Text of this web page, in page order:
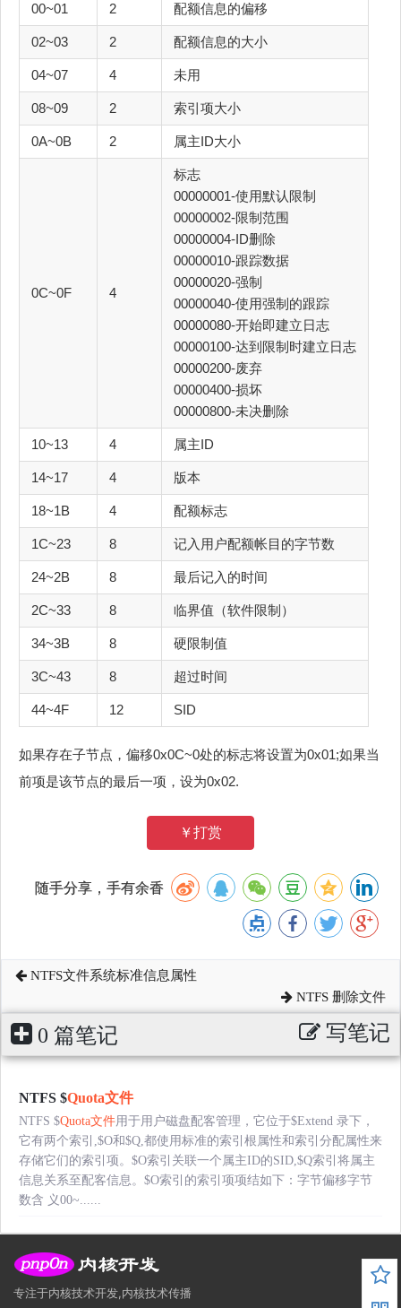
00~01 2 配额信息的偏移
02~03 2 配额信息的大小
04~07 4 未用
08~09 2 索引项大小
0A~0B 2 属主ID大小
0C~0F 4
标志
00000001-使用默认限制
00000002-限制范围
00000004-ID删除
00000010-跟踪数据
00000020-强制
00000040-使用强制的跟踪
00000080-开始即建立日志
00000100-达到限制时建立日志
00000200-废弃
00000400-损坏
00000800-未决删除
10~13 4 属主ID
14~17 4 版本
18~1B 4 配额标志
1C~23 8 记入用户配额帐目的字节数
24~2B 8 最后记入的时间
2C~33 8 临界值（软件限制）
34~3B 8 硬限制值
3C~43 8 超过时间
44~4F 12 SID
如果存在子节点，偏移0x0C~0处的标志将设置为0x01;如果当
前项是该节点的最后一项，设为0x02.
￥打赏
随手分享，手有余香
NTFS文件系统标准信息属性
NTFS 删除文件
0 篇笔记 写笔记
NTFS $Quota文件
NTFS $Quota文件用于用户磁盘配客管理，它位于$Extend 录下，
它有两个索引,$O和$Q,都使用标准的索引根属性和索引分配属性来
存储它们的索引项。$O索引关联一个属主ID的SID,$Q索引将属主
信息关系至配客信息。$O索引的索引项项结如下：字节偏移字节
数含 义00~......
专注于内核技术开发,内核技术传播